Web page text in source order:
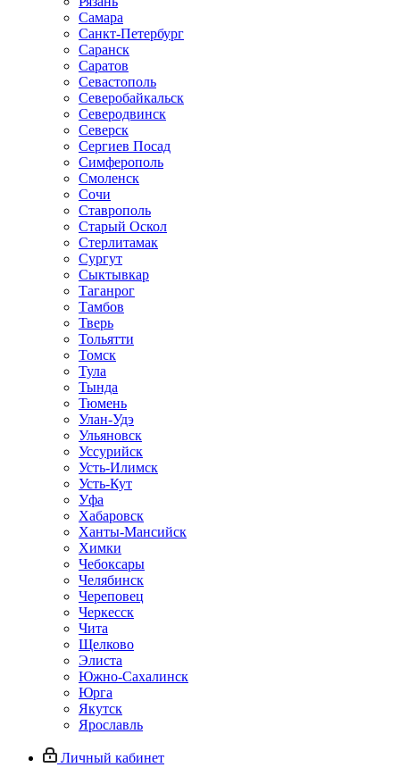
Самара
Санкт-Петербург
Саранск
Саратов
Севастополь
Северобайкальск
Северодвинск
Северск
Сергиев Посад
Симферополь
Смоленск
Сочи
Ставрополь
Старый Оскол
Стерлитамак
Сургут
Сыктывкар
Таганрог
Тамбов
Тверь
Тольятти
Томск
Тула
Тында
Тюмень
Улан-Удэ
Ульяновск
Уссурийск
Усть-Илимск
Усть-Кут
Уфа
Хабаровск
Ханты-Мансийск
Химки
Чебоксары
Челябинск
Череповец
Черкесск
Чита
Щелково
Элиста
Южно-Сахалинск
Юрга
Якутск
Ярославль
Личный кабинет